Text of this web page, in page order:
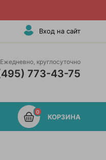
Вход на сайт
Ежедневно, круглосуточно
773-43-75
0
КОРЗИНА